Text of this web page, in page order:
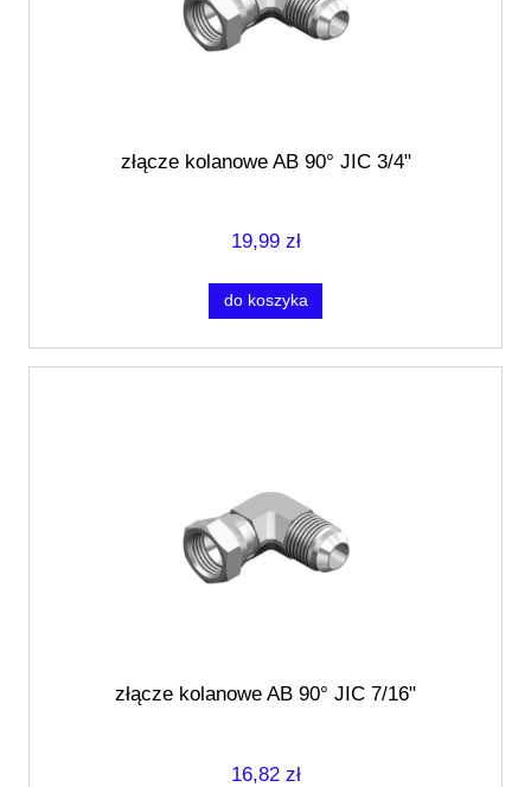
złącze kolanowe AB 90° JIC 3/4"
19,99 zł
do koszyka
złącze kolanowe AB 90° JIC 7/16"
16,82 zł